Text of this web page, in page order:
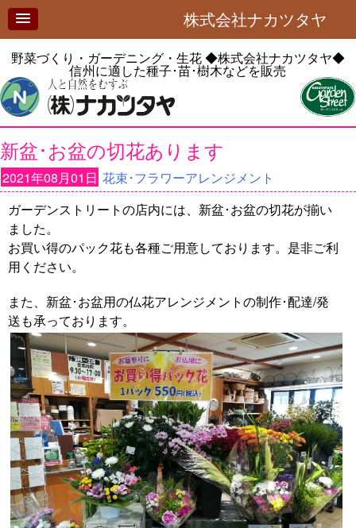
株式会社ナカツタヤ
野菜づくり・ガーデニング・生花◆株式会社ナカツタヤ◆
信州に適した種子･苗･樹木などを販売
新盆･お盆の切花あります
2021年08月01日 花束･フラワーアレンジメント
ガーデンストリートの店内には、新盆･お盆の切花が揃い
ました。
お買い得のパック花も各種ご用意しております。是非ご利
用ください。
また、新盆･お盆用の仏花アレンジメントの制作･配達/発
送も承っております。